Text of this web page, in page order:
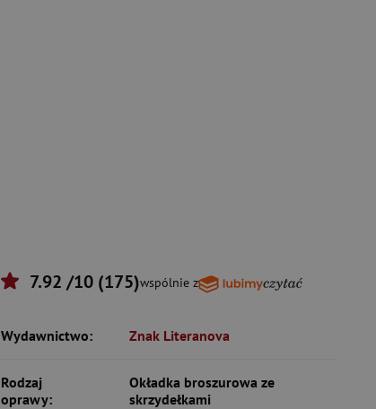
7.92 /10 (175)wspólnie z
Wydawnictwo: Znak Literanova
Rodzaj
oprawy:
Okładka broszurowa ze
skrzydełkami